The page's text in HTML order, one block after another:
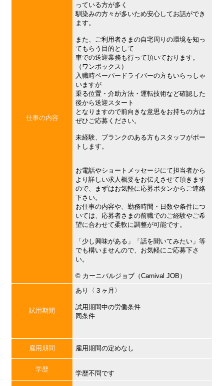
仕事の内容
っている方が多く
馴染みの方々が多いため安心してお話ができ
ます。
また、ご利用者さまの自宅周りの環境を知っ
てもらう目的として
車での送迎業務も行って頂いております。
（ワンボックス）
入職時ペーパードライバーの方もいらっしゃ
いますが
乗る位置・介助方法・運転技術など確認した
後から送迎スタート
となりますので前向きな意思をお持ちの方は
ぜひご応募ください。
未経験、ブランクのある方もスタッフがポー
トします。
お電話やショートメッセージにて担当者から
より詳しい求人概要をお伝えさせて頂きます
ので、まずはお気軽に応募ボタンからご連絡
下さい。
お仕事の内容や、勤務時間・日数や条件につ
いては、応募者さまの前職でのご経験やご希
望に合わせて柔軟に調整が可能です。
「少し興味がある」「話を聞いてみたい」等
でも構いませんので、お気軽にご応募下さ
い。
©︎ カーニバルジョブ（Carnival JOB）
試用期間
あり〈３ヶ月〉
試用期間中の労働条件
同条件
雇用期間 雇用期間の定めなし
学歴
学歴不問です